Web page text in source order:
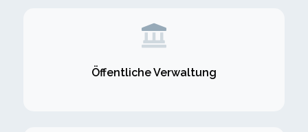
Öffentliche Verwaltung